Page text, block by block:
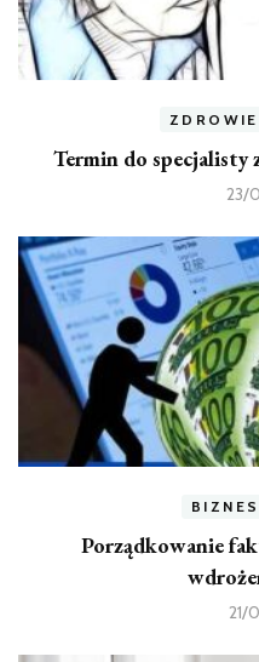
Termin do specjalisty
23/
Porządkowanie
21/